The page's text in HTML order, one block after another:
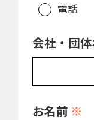
電話
会社・団
お名前 ※